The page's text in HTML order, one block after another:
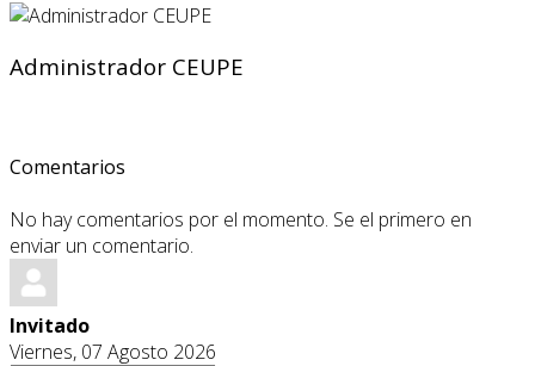
Administrador CEUPE
Comentarios
No hay comentarios por el momento. Se el primero en
enviar un comentario.
Invitado
Viernes, 07 Agosto 2026